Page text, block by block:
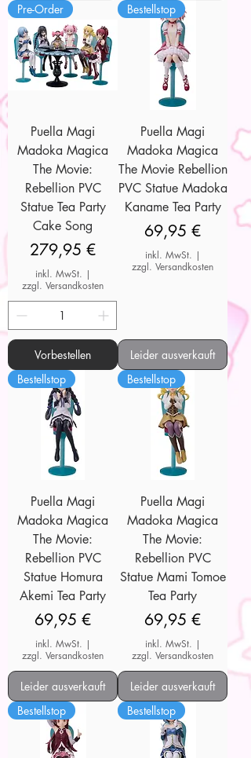
Pre-Order
Puella Magi
Madoka Magica
The Movie:
Rebellion PVC
Statue Tea Party
Cake Song
Preis
279,95 €
inkl. MwSt. |
zzgl. Versandkosten
Vorbestellen
Bestellstop
Puella Magi
Madoka Magica
The Movie Rebellion
PVC Statue Madoka
Kaname Tea Party
Preis
69,95 €
inkl. MwSt. |
zzgl. Versandkosten
Leider ausverkauft
Bestellstop
Puella Magi
Madoka Magica
The Movie:
Rebellion PVC
Statue Homura
Akemi Tea Party
Preis
69,95 €
inkl. MwSt. |
zzgl. Versandkosten
Leider ausverkauft
Bestellstop
Puella Magi
Madoka Magica
The Movie:
Rebellion PVC
Statue Mami Tomoe
Tea Party
Preis
69,95 €
inkl. MwSt. |
zzgl. Versandkosten
Leider ausverkauft
Bestellstop
Bestellstop